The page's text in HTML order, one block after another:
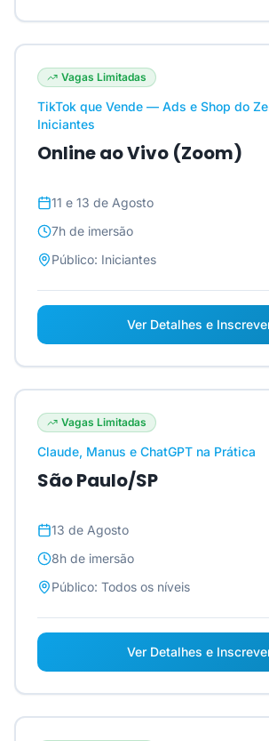
Vagas Limitadas
TikTok que Vende — Ads e Shop do
Iniciantes
Online ao Vivo (Zoom)
11 e 13 de Agosto
7h de imersão
Público: Iniciantes
Ver Detalhes e
Vagas Limitadas
Claude, Manus e ChatGPT na Prática
São Paulo/SP
13 de Agosto
8h de imersão
Público: Todos os níveis
Ver Detalhes e